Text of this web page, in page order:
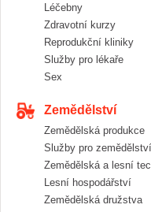
Léčebny
Zdravotní kurzy
Reprodukční kliniky
Služby pro lékaře
Sex
Zemědělství
Zemědělská produkce
Služby pro zemědělství
Zemědělská a lesní
Lesní hospodářství
Zemědělská družstva